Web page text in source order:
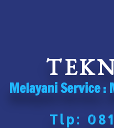
Melayani Service :
Tlp: